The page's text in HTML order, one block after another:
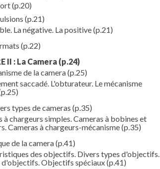
(p.20)
(p.21)
La négative. La positive(p.21)
(p.22)
II : La Camera (p.24)
de la camera(p.25)
saccadé. L'obturateur. Le mécanisme
types de cameras (p.35)
à chargeurs simples. Cameras à bobines et
Cameras à chargeurs-mécanisme(p.35)
de la camera(p.41)
des objectifs. Divers types d'objectifs.
d'objectifs. Objectifs spéciaux(p.41)